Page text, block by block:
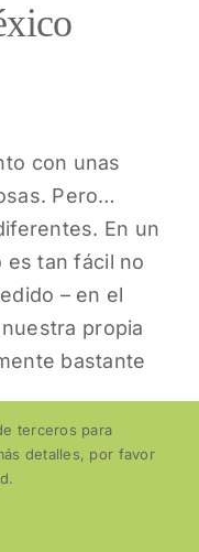
con unas
Pero…
En un
es tan fácil no
– en el
propia
bastante
del
terceros para
detalles, por favor